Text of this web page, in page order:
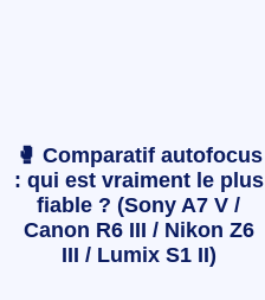
🥊 Comparatif autofocus
: qui est vraiment le plus
fiable ? (Sony A7 V /
Canon R6 III / Nikon Z6
III / Lumix S1 II)